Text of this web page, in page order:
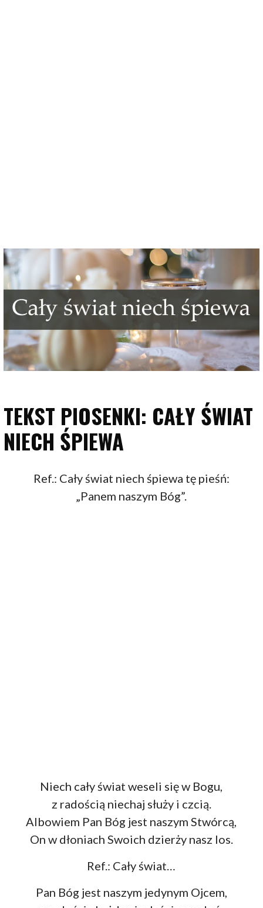
TEKST PIOSENKI: CAŁY ŚWIAT
NIECH ŚPIEWA
Ref.: Cały świat niech śpiewa tę pieśń:
„Panem naszym Bóg”.
Niech cały świat weseli się w Bogu,
z radością niechaj służy i czcią.
Albowiem Pan Bóg jest naszym Stwórcą,
On w dłoniach Swoich dzierży nasz los.
Ref.: Cały świat…
Pan Bóg jest naszym jedynym Ojcem,